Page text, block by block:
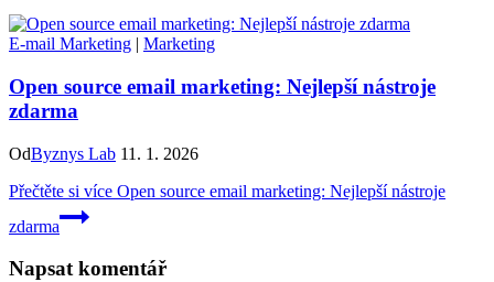
E-mail Marketing | Marketing
Open source email marketing: Nejlepší nástroje
zdarma
OdByznys Lab 11. 1. 2026
Přečtěte si více Open source email marketing: Nejlepší nástroje
zdarma
Napsat komentář